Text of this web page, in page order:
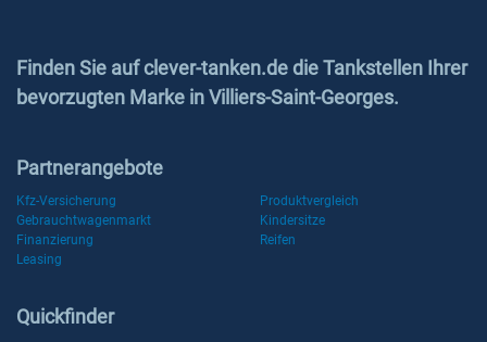
Finden Sie auf clever-tanken.de die Tankstellen Ihrer
bevorzugten Marke in Villiers-Saint-Georges.
Partnerangebote
Kfz-Versicherung
Produktvergleich
Gebrauchtwagenmarkt
Kindersitze
Finanzierung
Reifen
Leasing
Quickfinder